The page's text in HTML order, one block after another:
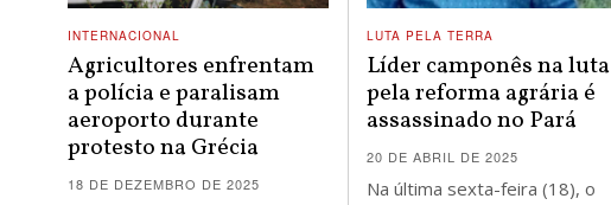
INTERNACIONAL
Agricultores enfrentam
a polícia e paralisam
aeroporto durante
protesto na Grécia
18 DE DEZEMBRO DE 2025
LUTA PELA TERRA
Líder camponês na luta
pela reforma agrária é
assassinado no Pará
20 DE ABRIL DE 2025
Na última sexta-feira (18), o